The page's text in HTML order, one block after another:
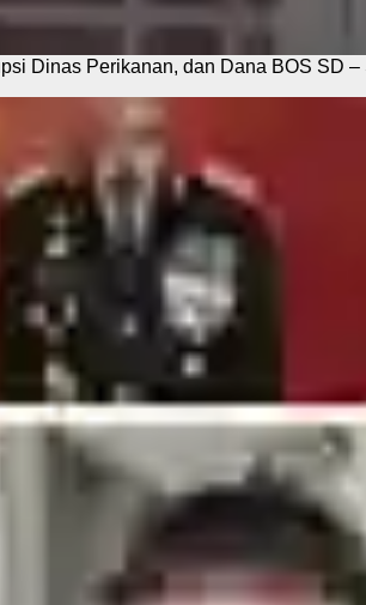
Dinas Perikanan, dan Dana BOS SD